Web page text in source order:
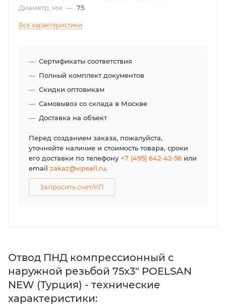
Диаметр, мм — 75
Все характеристики
Сертификаты соответствия
Полный комплект документов
Скидки оптовикам
Самовывоз со склада в Москве
Доставка на объект
Перед созданием заказа, пожалуйста,
уточняйте наличие и стоимость товара, сроки
его доставки по телефону+7 (495) 642-42-56 или
email zakaz@vipsell.ru.
Запросить счет/КП
Отвод ПНД компрессионный с
наружной резьбой 75х3" POELSAN
NEW (Турция) - технические
характеристики: